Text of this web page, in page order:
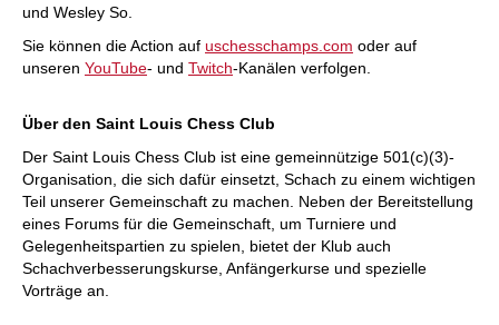
und Wesley So.
Sie können die Action auf uschesschamps.com oder auf
unseren YouTube- und Twitch-Kanälen verfolgen.
Über den Saint Louis Chess Club
Der Saint Louis Chess Club ist eine gemeinnützige 501(c)(3)-
Organisation, die sich dafür einsetzt, Schach zu einem wichtigen
Teil unserer Gemeinschaft zu machen. Neben der Bereitstellung
eines Forums für die Gemeinschaft, um Turniere und
Gelegenheitspartien zu spielen, bietet der Klub auch
Schachverbesserungskurse, Anfängerkurse und spezielle
Vorträge an.